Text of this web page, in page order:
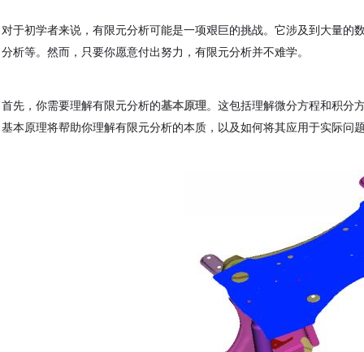
对于初学者来说，有限元分析可能是一项艰巨的挑战。它涉及到大量
分析等。然而，只要你愿意付出努力，有限元分析并不难学。
首先，你需要理解有限元分析的基本原理。这包括理解微分方程和积分
基本原理将帮助你理解有限元分析的本质，以及如何将其应用于实际问